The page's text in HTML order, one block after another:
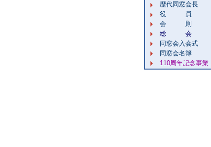
歴代同窓会長
役 員
会 則
総 会
同窓会入会式
同窓会名簿
110周年記念事業